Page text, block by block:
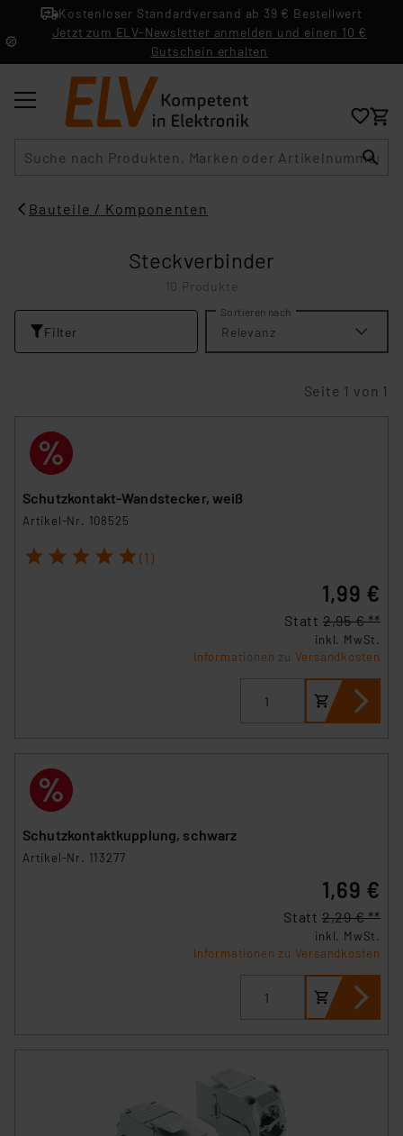
Kostenloser Standardversand ab 39 € Bestellwert
Jetzt zum ELV-Newsletter anmelden und einen 10 €
Gutschein erhalten
Bauteile / Komponenten
Steckverbinder
10 Produkte
Filter
Sortieren nach
Relevanz
Seite 1 von 1
Schutzkontakt-Wandstecker, weiß
Artikel-Nr. 108525
1 2 3 4 5 (1)
1,99 €
Statt 2,95 € **
inkl. MwSt.
Informationen zu Versandkosten
Schutzkontaktkupplung, schwarz
Artikel-Nr. 113277
1,69 €
Statt 2,29 € **
inkl. MwSt.
Informationen zu Versandkosten